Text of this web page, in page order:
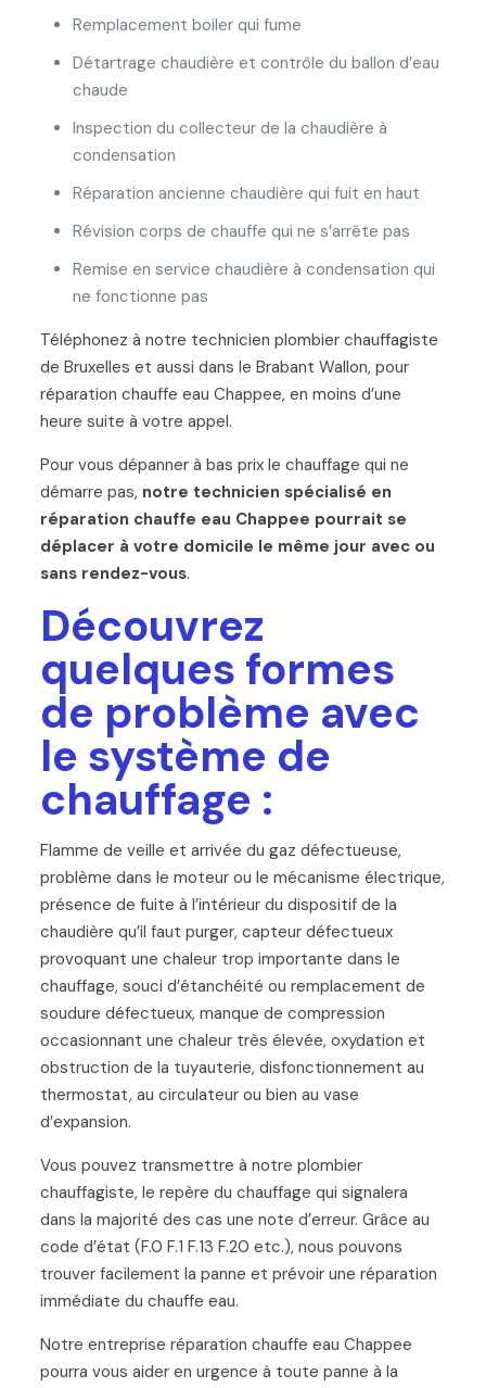
Remplacement boiler qui fume
Détartrage chaudière et contrôle du ballon d’eau
chaude
Inspection du collecteur de la chaudière à
condensation
Réparation ancienne chaudière qui fuit en haut
Révision corps de chauffe qui ne s’arrête pas
Remise en service chaudière à condensation qui
ne fonctionne pas
Téléphonez à notre technicien plombier chauffagiste
de Bruxelles et aussi dans le Brabant Wallon, pour
réparation chauffe eau Chappee, en moins d’une
heure suite à votre appel.
Pour vous dépanner à bas prix le chauffage qui ne
démarre pas, notre technicien spécialisé en
réparation chauffe eau Chappee pourrait se
déplacer à votre domicile le même jour avec ou
sans rendez-vous.
Découvrez
quelques formes
de problème avec
le système de
chauffage :
Flamme de veille et arrivée du gaz défectueuse,
problème dans le moteur ou le mécanisme électrique,
présence de fuite à l’intérieur du dispositif de la
chaudière qu’il faut purger, capteur défectueux
provoquant une chaleur trop importante dans le
chauffage, souci d’étanchéité ou remplacement de
soudure défectueux, manque de compression
occasionnant une chaleur très élevée, oxydation et
obstruction de la tuyauterie, disfonctionnement au
thermostat, au circulateur ou bien au vase
d’expansion.
Vous pouvez transmettre à notre plombier
chauffagiste, le repère du chauffage qui signalera
dans la majorité des cas une note d’erreur. Grâce au
code d’état (F.0 F.1 F.13 F.20 etc.), nous pouvons
trouver facilement la panne et prévoir une réparation
immédiate du chauffe eau.
Notre entreprise réparation chauffe eau Chappee
pourra vous aider en urgence à toute panne à la